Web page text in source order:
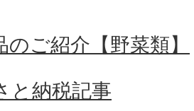
ご紹介【野菜類】
と納税記事